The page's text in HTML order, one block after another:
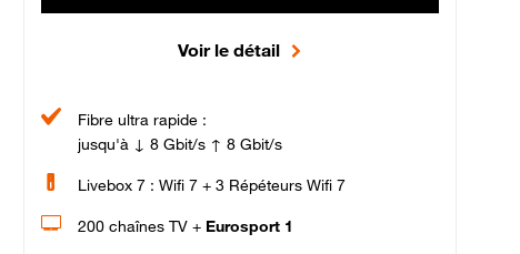
Voir le détail
Fibre ultra rapide :
jusqu'à ↓ 8 Gbit/s ↑ 8 Gbit/s
Livebox 7 : Wifi 7 + 3 Répéteurs Wifi 7
200 chaînes TV + Eurosport 1